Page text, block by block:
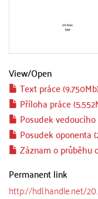
View/Open
Text práce
Příloha práce
Posudek vedoucího
Posudek oponenta
Záznam o průběhu
Permanent link
http://hdl.handle.net/